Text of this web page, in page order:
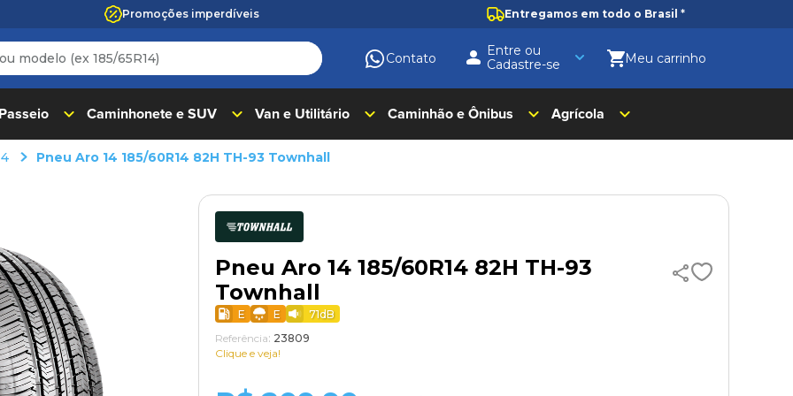
Promoções imperdíveis Entregamos em todo o Brasil *
(ex 185/65R14)
Contato
Entre ou
Cadastre-se
Caminhonete e SUV Van e Utilitário Caminhão e Ônibus Agrícola
Pneu Aro 14 185/60R14 82H TH-93 Townhall
Pneu Aro 14 185/60R14 82H TH-93
Townhall
E E 71dB
Referência: 23809
Clique e veja!